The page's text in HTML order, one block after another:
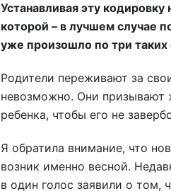
Устанавливая эту
которой – в лучшем случае
уже произошло по три таких
Родители переживают за
невозможно. Они призывают
ребенка, чтобы его не
Я обратила внимание, что
возник именно весной.
в один голос заявили о том,